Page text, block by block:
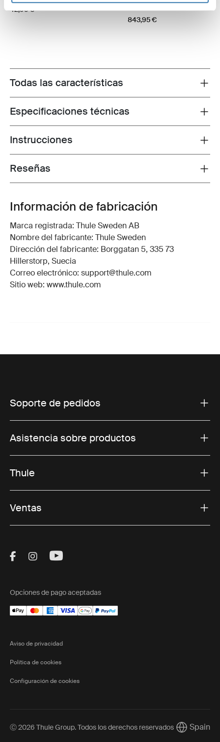
42,95 €
negro/gris/blanco
843,95 €
Toggle features
Todas las características
Toggle techspec
Especificaciones técnicas
Toggle guides and instructions
Instrucciones
Toggle overview
Reseñas
Información de fabricación
Marca registrada: Thule Sweden AB
Nombre del fabricante: Thule Sweden
Dirección del fabricante: Borggatan 5, 335 73
Hillerstorp, Suecia
Correo electrónico: support@thule.com
Sitio web: www.thule.com
Soporte de pedidos
Asistencia sobre productos
Thule
Ventas
Visit Thule on Facebook (external link)
Visit Thule on Instagram (external link)
Visit Thule on Youtube (external
Opciones de pago aceptadas
Aviso de privacidad
Política de cookies
Configuración de cookies
Ⓒ 2026 Thule Group. Todos los derechos reservados Current
Spain